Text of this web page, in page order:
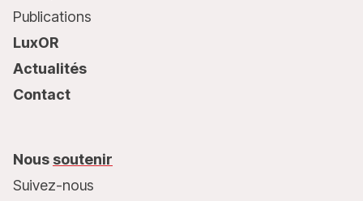
Publications
LuxOR
Actualités
Contact
Nous soutenir
Suivez-nous